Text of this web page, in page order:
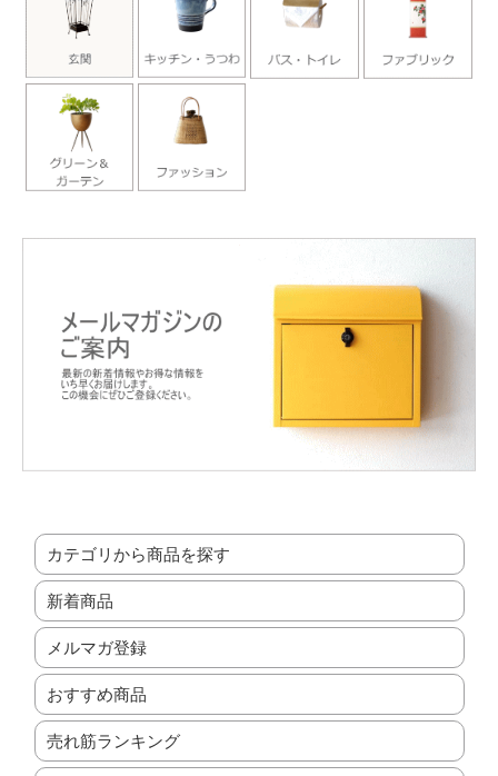
カテゴリから商品を探す
新着商品
メルマガ登録
おすすめ商品
売れ筋ランキング